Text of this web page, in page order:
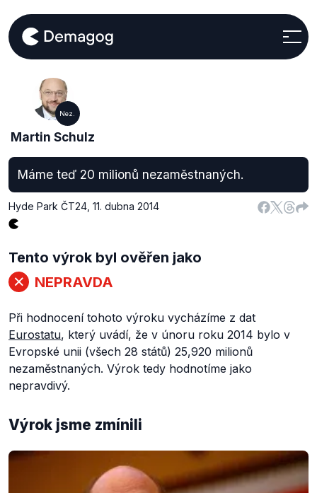
Nez.
Martin Schulz
Máme teď 20 milionů nezaměstnaných.
Hyde Park ČT24 11. dubna 2014
Tento výrok byl ověřen jako
NEPRAVDA
Při hodnocení tohoto výroku vycházíme z dat
Eurostatu, který uvádí, že v únoru roku 2014 bylo v
Evropské unii (všech 28 států) 25,920 milionů
nezaměstnaných. Výrok tedy hodnotíme jako
nepravdivý.
Výrok jsme zmínili